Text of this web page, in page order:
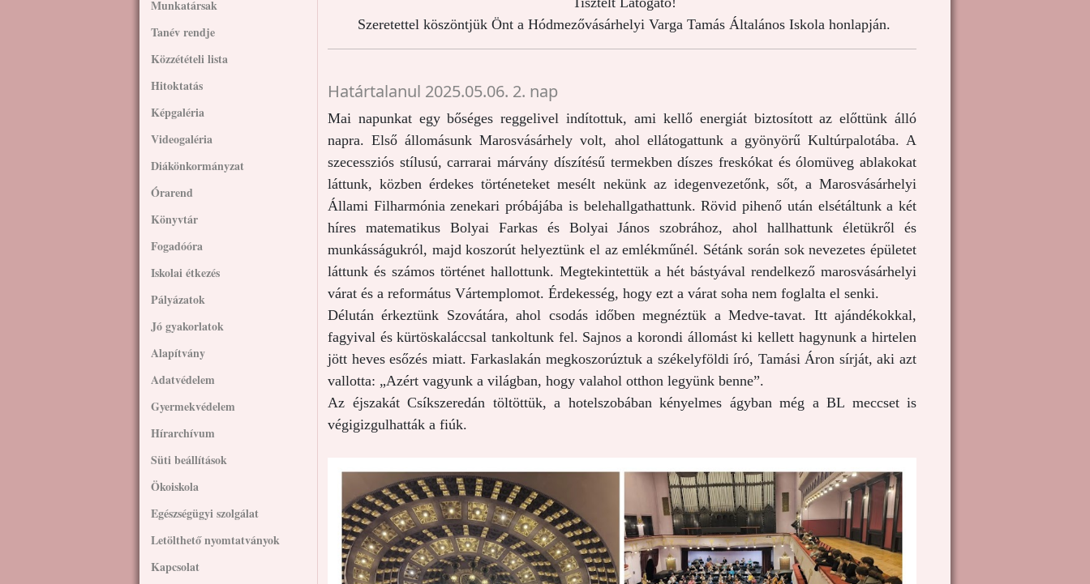
Munkatársak
Tanév rendje
Közzétételi lista
Hitoktatás
Képgaléria
Videogaléria
Diákönkormányzat
Órarend
Könyvtár
Fogadóóra
Iskolai étkezés
Pályázatok
Jó gyakorlatok
Alapítvány
Adatvédelem
Gyermekvédelem
Hírarchívum
Süti beállítások
Ökoiskola
Egészségügyi szolgálat
Letölthető nyomtatványok
Kapcsolat
Szeretettel köszöntjük Önt a Hódmezővásárhelyi Varga Tamás Általános Iskola honlapján.
Határtalanul 2025.05.06. 2. nap
Mai napunkat egy bőséges reggelivel indítottuk, ami kellő energiát biztosított az előttünk álló
napra. Első állomásunk Marosvásárhely volt, ahol ellátogattunk a gyönyörű Kultúrpalotába. A
szecessziós stílusú, carrarai márvány díszítésű termekben díszes freskókat és ólomüveg ablakokat
láttunk, közben érdekes történeteket mesélt nekünk az idegenvezetőnk, sőt, a Marosvásárhelyi
Állami Filharmónia zenekari próbájába is belehallgathattunk. Rövid pihenő után elsétáltunk a két
híres matematikus Bolyai Farkas és Bolyai János szobrához, ahol hallhattunk életükről és
munkásságukról, majd koszorút helyeztünk el az emlékműnél. Sétánk során sok nevezetes épületet
láttunk és számos történet hallottunk. Megtekintettük a hét bástyával rendelkező marosvásárhelyi
várat és a református Vártemplomot. Érdekesség, hogy ezt a várat soha nem foglalta el senki.
Délután érkeztünk Szovátára, ahol csodás időben megnéztük a Medve-tavat. Itt ajándékokkal,
fagyival és kürtöskaláccsal tankoltunk fel. Sajnos a korondi állomást ki kellett hagynunk a hirtelen
jött heves esőzés miatt. Farkaslakán megkoszorúztuk a székelyföldi író, Tamási Áron sírját, aki azt
vallotta: „Azért vagyunk a világban, hogy valahol otthon legyünk benne”.
Az éjszakát Csíkszeredán töltöttük, a hotelszobában kényelmes ágyban még a BL meccset is
végigizgulhatták a fiúk.